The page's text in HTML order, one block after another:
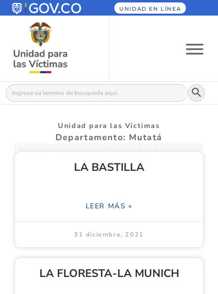
UNIDAD EN LÍNEA
Buscar: Botón
Unidad para las Víctimas
Departamento: Mutatá
LA BASTILLA
LEER MÁS »
31 diciembre, 2021
LA FLORESTA-LA MUNICH